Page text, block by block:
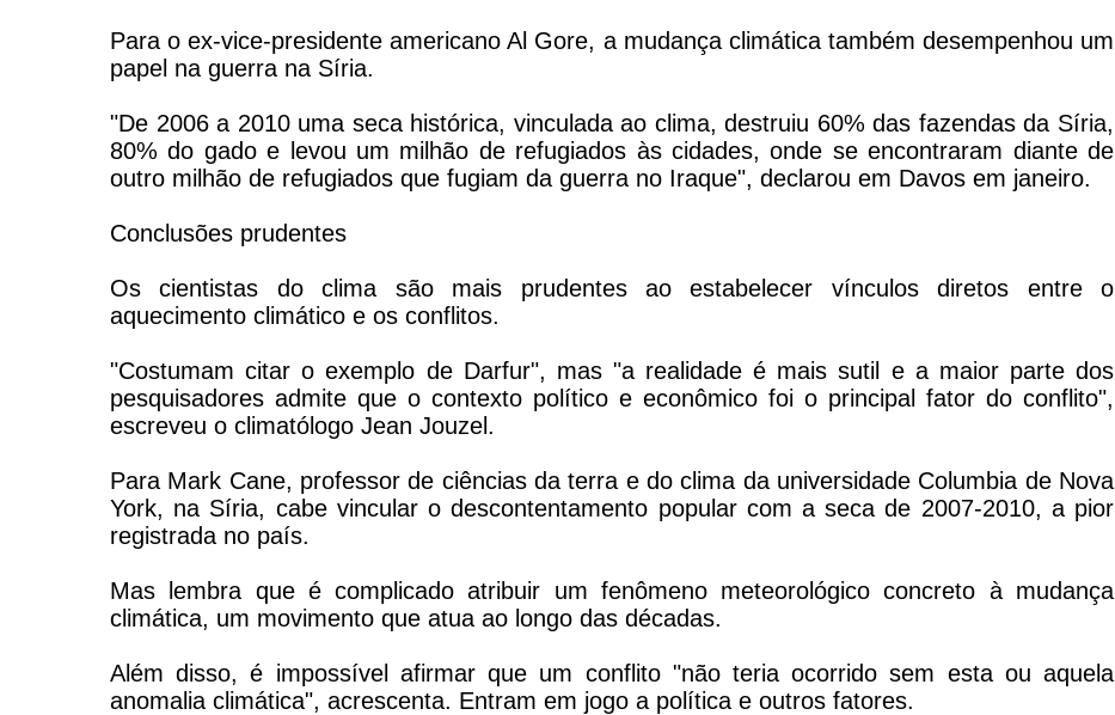
Para o ex-vice-presidente americano Al Gore, a mudança climática também desempenhou um
papel na guerra na Síria.
"De 2006 a 2010 uma seca histórica, vinculada ao clima, destruiu 60% das fazendas da Síria,
80% do gado e levou um milhão de refugiados às cidades, onde se encontraram diante de
outro milhão de refugiados que fugiam da guerra no Iraque", declarou em Davos em janeiro.
Conclusões prudentes
Os cientistas do clima são mais prudentes ao estabelecer vínculos diretos entre o
aquecimento climático e os conflitos.
"Costumam citar o exemplo de Darfur", mas "a realidade é mais sutil e a maior parte dos
pesquisadores admite que o contexto político e econômico foi o principal fator do conflito",
escreveu o climatólogo Jean Jouzel.
Para Mark Cane, professor de ciências da terra e do clima da universidade Columbia de Nova
York, na Síria, cabe vincular o descontentamento popular com a seca de 2007-2010, a pior
registrada no país.
Mas lembra que é complicado atribuir um fenômeno meteorológico concreto à mudança
climática, um movimento que atua ao longo das décadas.
Além disso, é impossível afirmar que um conflito "não teria ocorrido sem esta ou aquela
anomalia climática", acrescenta. Entram em jogo a política e outros fatores.